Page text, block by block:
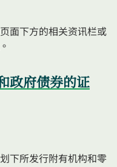
面下方的相关资讯栏或
。
政府债券的证
下所发行附有机构和零